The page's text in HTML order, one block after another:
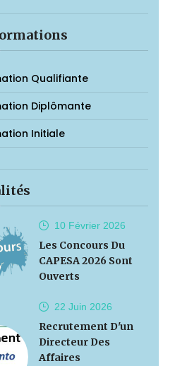
Qualifiante
Diplômante
Initiale
10 Février 2026
Les Concours Du
CAPESA 2026 Sont
Ouverts
22 Juin 2026
Recrutement D'un
Directeur Des
Affaires